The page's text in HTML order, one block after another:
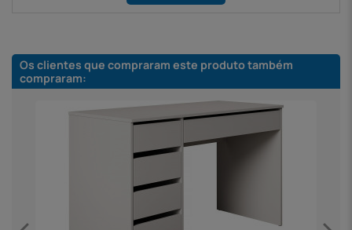
Os clientes que compraram este produto também
compraram: